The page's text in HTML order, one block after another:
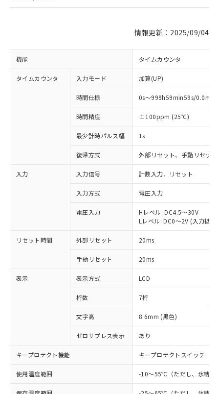
情報更新：2025/09/04
機能 タイムカウンタ
タイムカウンタ 入力モード 加算(UP)
時間仕様 0s～999h59min59s/0.0min
時間精度 ±100ppm (25℃)
最少計時パルス幅 1s
復帰方式 外部リセット、手動リセット
入力 入力信号 計数入力、リセット
入力方式 電圧入力
電圧入力
Hレベル: DC4.5～30V
Lレベル: DC0～2V (入力抵
リセット時間 外部リセット 20ms
手動リセット 20ms
表示 表示方式 LCD
桁数 7桁
文字高 8.6mm (黒色)
ゼロサプレス表示 あり
キープロテクト機能 キープロテクトスイッチ
使用温度範囲 -10～55℃（ただし、氷結、
※1 対応状況
対応済み：EU RoHS指令（10物質）の
非含有に対応した製品が提供可能な商品で
す。